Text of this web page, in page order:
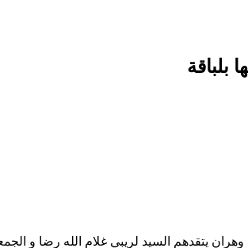
بلباقة
يتقدهم السيد لريبي غلام الله رضا و